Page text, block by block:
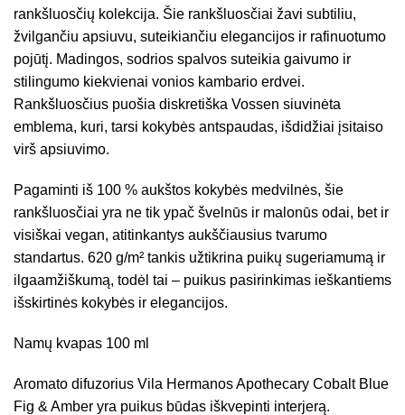
rankšluosčių kolekcija. Šie rankšluosčiai žavi subtiliu,
žvilgančiu apsiuvu, suteikiančiu elegancijos ir rafinuotumo
pojūtį. Madingos, sodrios spalvos suteikia gaivumo ir
stilingumo kiekvienai vonios kambario erdvei.
Rankšluosčius puošia diskretiška Vossen siuvinėta
emblema, kuri, tarsi kokybės antspaudas, išdidžiai įsitaiso
virš apsiuvimo.
Pagaminti iš 100 % aukštos kokybės medvilnės, šie
rankšluosčiai yra ne tik ypač švelnūs ir malonūs odai, bet ir
visiškai vegan, atitinkantys aukščiausius tvarumo
standartus. 620 g/m² tankis užtikrina puikų sugeriamumą ir
ilgaamžiškumą, todėl tai – puikus pasirinkimas ieškantiems
išskirtinės kokybės ir elegancijos.
Namų kvapas 100 ml
Aromato difuzorius Vila Hermanos Apothecary Cobalt Blue
Fig & Amber yra puikus būdas iškvepinti interjerą.